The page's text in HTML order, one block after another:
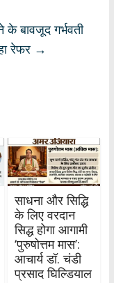
के बावजूद गर्भवती
रेफर →
साधना और सिद्धि
के लिए वरदान
सिद्ध होगा आगामी
‘पुरुषोत्तम मास’:
आचार्य डॉ. चंडी
प्रसाद घिल्डियाल